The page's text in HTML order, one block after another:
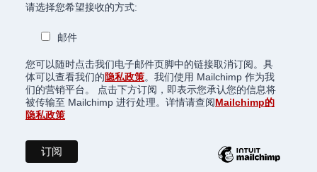
请选择您希望接收的方式:
邮件
您可以随时点击我们电子邮件页脚中的链接取消订阅。具
体可以查看我们的隐私政策。我们使用 Mailchimp 作为我
们的营销平台。 点击下方订阅，即表示您承认您的信息将
被传输至 Mailchimp 进行处理。详情请查阅Mailchimp的
隐私政策